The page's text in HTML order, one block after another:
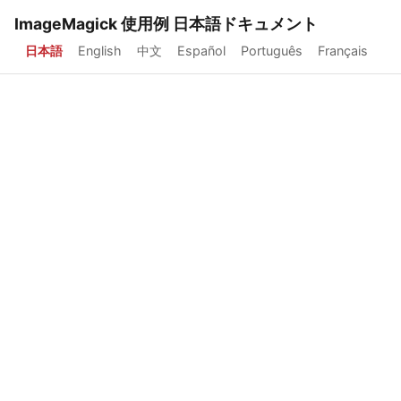
ImageMagick 使用例 日本語ドキュメント
日本語 English 中文 Español Português Français